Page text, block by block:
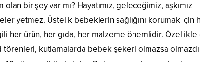
bir şey var mı? Hayatımız, geleceğimiz, aşkımız
yetmez. Üstelik bebeklerin sağlığını korumak için
her ürün, her gıda, her malzeme önemlidir. Özellikle
törenleri, kutlamalarda bebek şekeri olmazsa